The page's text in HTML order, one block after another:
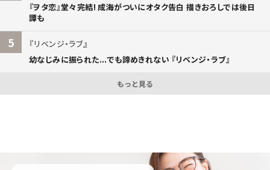
『ヲタ恋』堂々完結! 成海がついにオタク告白 描きおろしでは後日
譚も
5
リベンジ・ラブ
幼なじみに振られた...でも諦めきれない 『リベンジ・ラブ』
もっと見る